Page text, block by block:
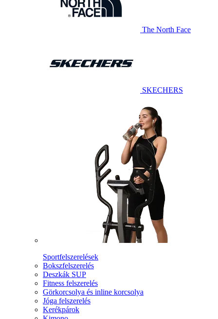
The North Face
SKECHERS
Sportfelszerelések
Bokszfelszerelés
Deszkák SUP
Fitness felszerelés
Görkorcsolya és inline korcsolya
Jóga felszerelés
Kerékpárok